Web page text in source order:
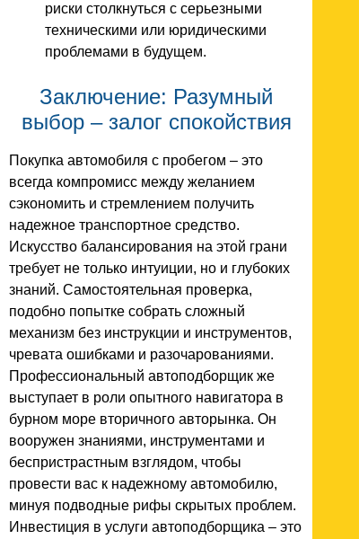
риски столкнуться с серьезными
техническими или юридическими
проблемами в будущем.
Заключение: Разумный
выбор – залог спокойствия
Покупка автомобиля с пробегом – это
всегда компромисс между желанием
сэкономить и стремлением получить
надежное транспортное средство.
Искусство балансирования на этой грани
требует не только интуиции, но и глубоких
знаний. Самостоятельная проверка,
подобно попытке собрать сложный
механизм без инструкции и инструментов,
чревата ошибками и разочарованиями.
Профессиональный автоподборщик же
выступает в роли опытного навигатора в
бурном море вторичного авторынка. Он
вооружен знаниями, инструментами и
беспристрастным взглядом, чтобы
провести вас к надежному автомобилю,
минуя подводные рифы скрытых проблем.
Инвестиция в услуги автоподборщика – это